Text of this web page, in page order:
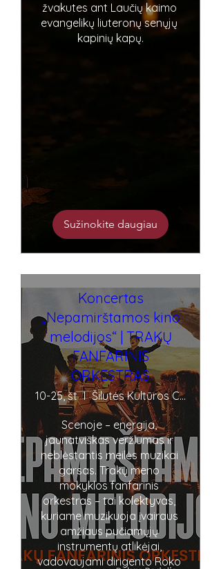
žvakutes ant Laučių kaimo
evangelikų liuteronų senųjų
kapinių kapų.
Sužinokite daugiau
Koncertas
„Nepamirštamos kino
melodijos“ | TRAKŲ
FANFARINIS
ORKESTRAS
10-25, št Šilutės Kultūros Centras
Scenoje – energija,
jaunatviškas veržlumas ir
neblėstantis meilės muzikai
garsas. Trakų meno
mokyklos fanfarinis
orkestras – tai kolektyvas,
kuriame muzikuoja įvairaus
amžiaus pučiamųjų
instrumentų atlikėjai,
vadovaujami dirigento Roko